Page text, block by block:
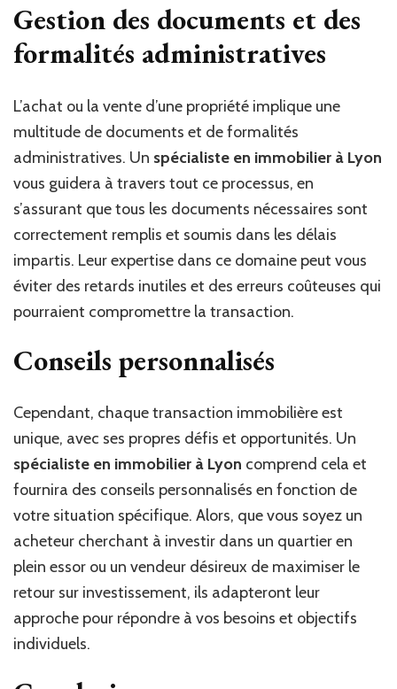
Gestion des documents et des
formalités administratives
L’achat ou la vente d’une propriété implique une
multitude de documents et de formalités
administratives. Un spécialiste en immobilier à Lyon
vous guidera à travers tout ce processus, en
s’assurant que tous les documents nécessaires sont
correctement remplis et soumis dans les délais
impartis. Leur expertise dans ce domaine peut vous
éviter des retards inutiles et des erreurs coûteuses qui
pourraient compromettre la transaction.
Conseils personnalisés
Cependant, chaque transaction immobilière est
unique, avec ses propres défis et opportunités. Un
spécialiste en immobilier à Lyon comprend cela et
fournira des conseils personnalisés en fonction de
votre situation spécifique. Alors, que vous soyez un
acheteur cherchant à investir dans un quartier en
plein essor ou un vendeur désireux de maximiser le
retour sur investissement, ils adapteront leur
approche pour répondre à vos besoins et objectifs
individuels.